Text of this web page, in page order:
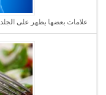
علامات بعضها يظهر على